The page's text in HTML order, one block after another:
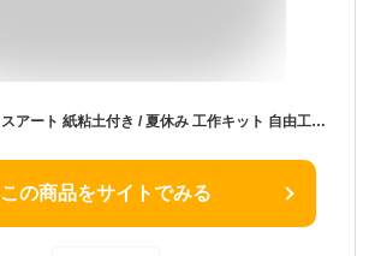
ティッシュボックスアート 紙粘土付き / 夏休み 工作キット 自由工作 自由研究 手作り 工作 低学年 高学年 小学校 木製 箱 木工 イベント
この商品をサイトでみる